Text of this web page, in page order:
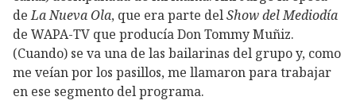
deLa Nueva Ola, que era parte delShow del Mediodía
de WAPA-TV que producía Don Tommy Muñiz.
(Cuando) se va una de las bailarinas del grupo y, como
me veían por los pasillos, me llamaron para trabajar
en ese segmento del programa.